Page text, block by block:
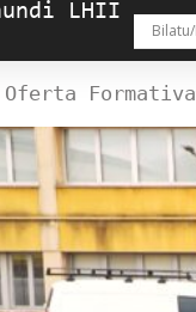
LHII
Oferta Formativa